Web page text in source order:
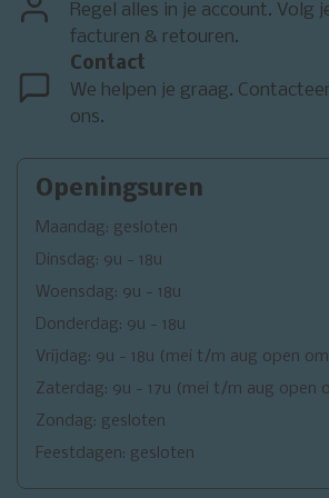
Regel alles in je account. Volg
facturen & retouren.
Contact
We helpen je graag. Contacteer
ons.
Openingsuren
Maandag: gesloten
Dinsdag: 9u - 18u
Woensdag: 9u - 18u
Donderdag: 9u - 18u
Vrijdag: 9u - 18u (mei t/m aug open
Zaterdag: 9u - 17u (mei t/m aug open
Zondag: gesloten
Feestdagen: gesloten